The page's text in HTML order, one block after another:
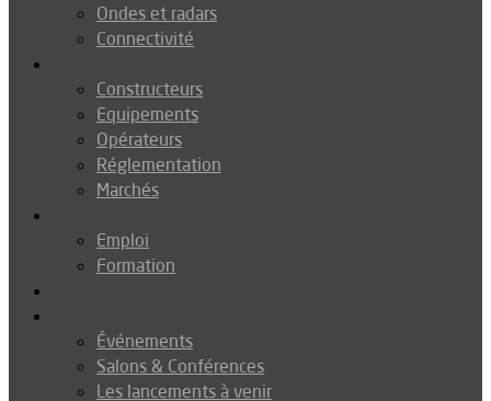
Ondes et radars
Connectivité
Constructeurs
Equipements
Opérateurs
Réglementation
Marchés
Emploi
Formation
Événements
Salons & Conférences
Les lancements à venir